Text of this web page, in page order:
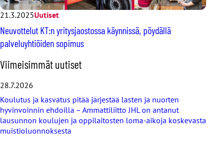
21.3.2025Uutiset
Neuvottelut KT:n yritysjaostossa käynnissä, pöydällä
palveluyhtiöiden sopimus
O
h
i
t
a
v
i
i
Viimeisimmät uutiset
28.7.2026
Koulutus ja kasvatus pitää järjestää lasten ja nuorten
hyvinvoinnin ehdoilla – Ammattiliitto JHL on antanut
lausunnon koulujen ja oppilaitosten loma-aikoja koskevasta
muistioluonnoksesta